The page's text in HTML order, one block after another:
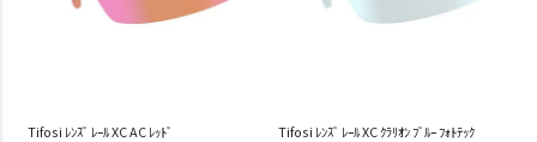
Tifosi ﾚﾝｽﾞ ﾚｰﾙ XC AC ﾚｯﾄﾞ Tifosi ﾚﾝｽﾞ ﾚｰﾙ XC ｸﾗﾘｵﾝ ﾌﾞﾙｰ ﾌｫﾄﾃｯｸ